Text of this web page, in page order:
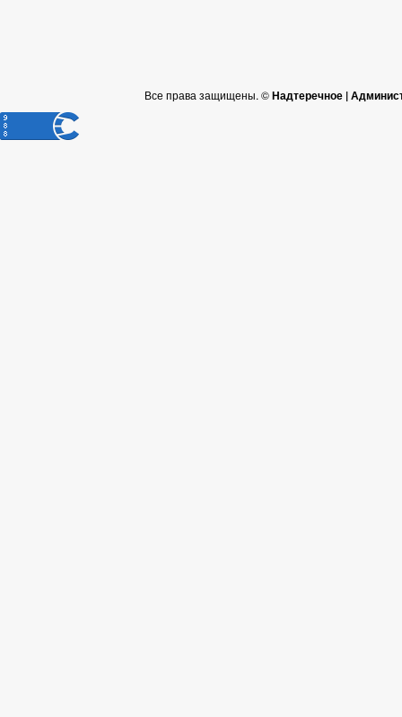
Все права защищены. ©Надтеречное |